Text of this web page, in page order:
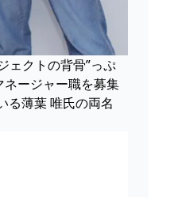
ェクトの背骨”っぷ
ネージャー職を募集
る薄葉 唯氏の両名